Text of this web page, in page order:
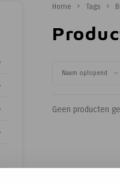
Home Tags
Naam oplopend
Geen producten